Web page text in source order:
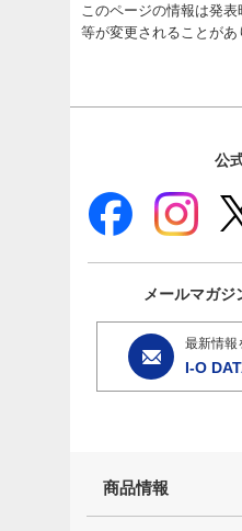
このページの情報は発
等が変更されることがあ
公
メールマガジ
最新情報
I-O
商品情報